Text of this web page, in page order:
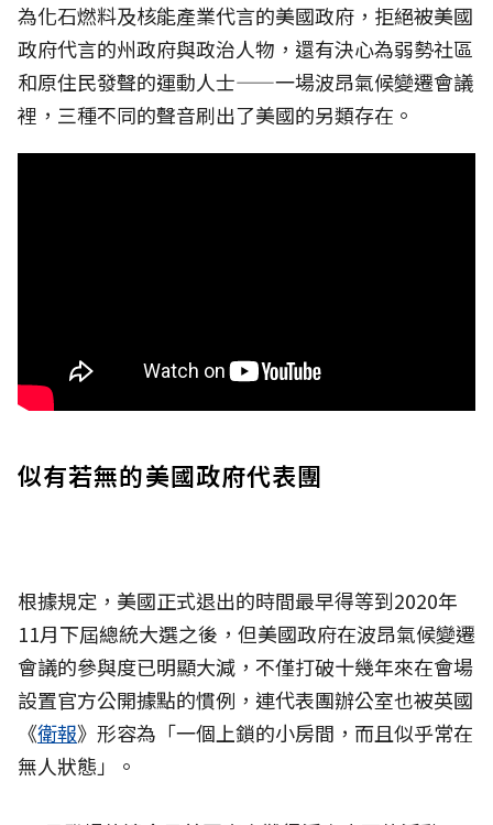
為化石燃料及核能產業代言的美國政府，拒絕被美國
政府代言的州政府與政治人物，還有決心為弱勢社區
和原住民發聲的運動人士——一場波昂氣候變遷會議
裡，三種不同的聲音刷出了美國的另類存在。
似有若無的美國政府代表團
根據規定，美國正式退出的時間最早得等到2020年
11月下屆總統大選之後，但美國政府在波昂氣候變遷
會議的參與度已明顯大減，不僅打破十幾年來在會場
設置官方公開據點的慣例，連代表團辦公室也被英國
《衛報》形容為「一個上鎖的小房間，而且似乎常在
無人狀態」。